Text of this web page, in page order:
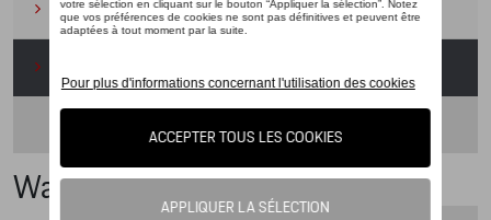
Camping(2)
Waxoyl